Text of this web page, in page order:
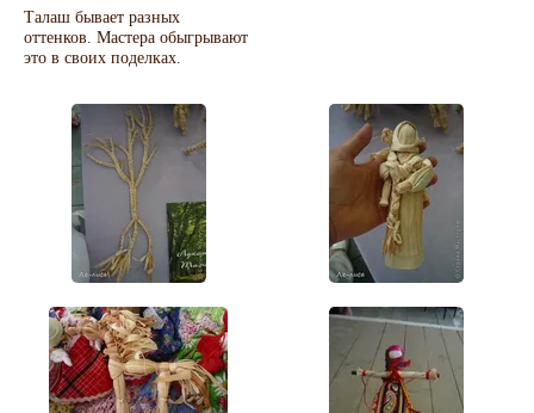
Талаш бывает разных
оттенков. Мастера обыгрывают
это в своих поделках.